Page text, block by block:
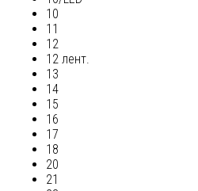
10
11
12
12 лент.
13
14
15
16
17
18
20
21